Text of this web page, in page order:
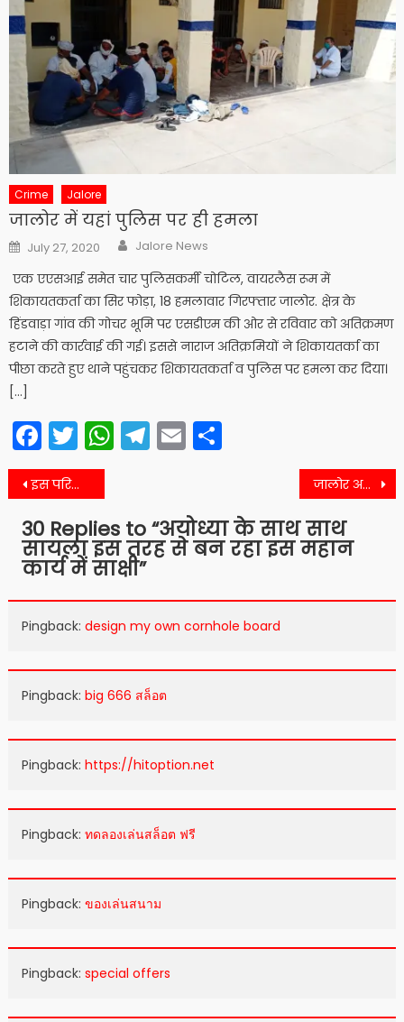
Crime Jalore
जालोर में यहां पुलिस पर ही हमला
Posted
on
July 27, 2020 Author
Jalore News
एक एएसआई समेत चार पुलिसकर्मी चोटिल, वायरलैस रूम में
शिकायतकर्ता का सिर फोड़ा, 18 हमलावार गिरफ्तार जालोर. क्षेत्र के
हिंडवाड़ा गांव की गोचर भूमि पर एसडीएम की ओर से रविवार को अतिक्रमण
हटाने की कार्रवाई की गई। इससे नाराज अतिक्रमियों ने शिकायतर्का का
पीछा करते हुए थाने पहुंचकर शिकायतकर्ता व पुलिस पर हमला कर दिया।
[…]
Facebook
Twitter
WhatsApp
Telegram
Email
Post
navigation
इस परिवार को लापरवाही पर यह चुकता करनी पड़ी कीमत जालोर अब इस तरह से झेल रहा कोरोना की मार
30 Replies to “अयोध्या के साथ साथ
सायला इस तरह से बन रहा इस महान
कार्य में साक्षी”
Pingback: design my own cornhole board
Pingback: big 666 สล็อต
Pingback: https://hitoption.net
Pingback: ทดลองเล่นสล็อต ฟรี
Pingback: ของเล่นสนาม
Pingback: special offers